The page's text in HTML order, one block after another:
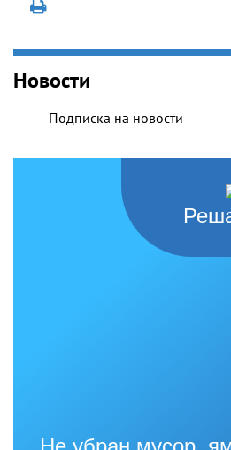
Новости
Подписка на новости